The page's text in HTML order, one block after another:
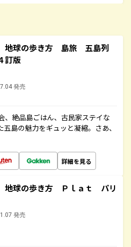
地球の歩き方 島旅 五島列
訂版
発売
、絶品島ごはん、古民家ステイな
島の魅力をギュッと凝縮。さあ、
詳細を見る
地球の歩き方 Ｐｌａｔ パリ
発売